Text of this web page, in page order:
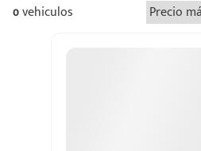
0vehiculos